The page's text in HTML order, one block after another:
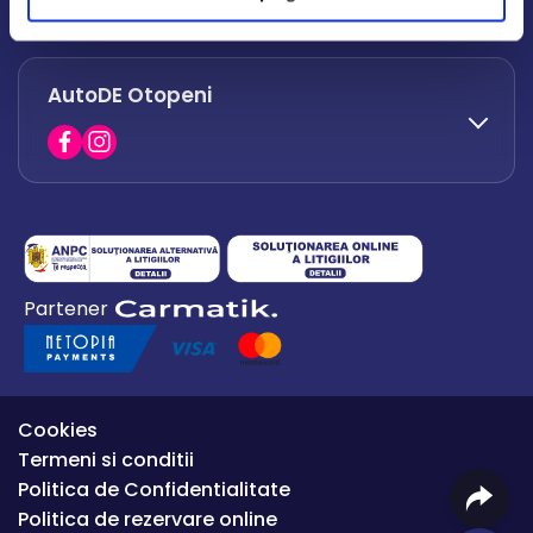
office.afumati@autode.ro
0730 063 852
0730 063 851
AutoDE Otopeni
0754 649 360
office.premium@autode.ro
Partener
Cookies
Termeni si conditii
Politica de Confidentialitate
Politica de rezervare online